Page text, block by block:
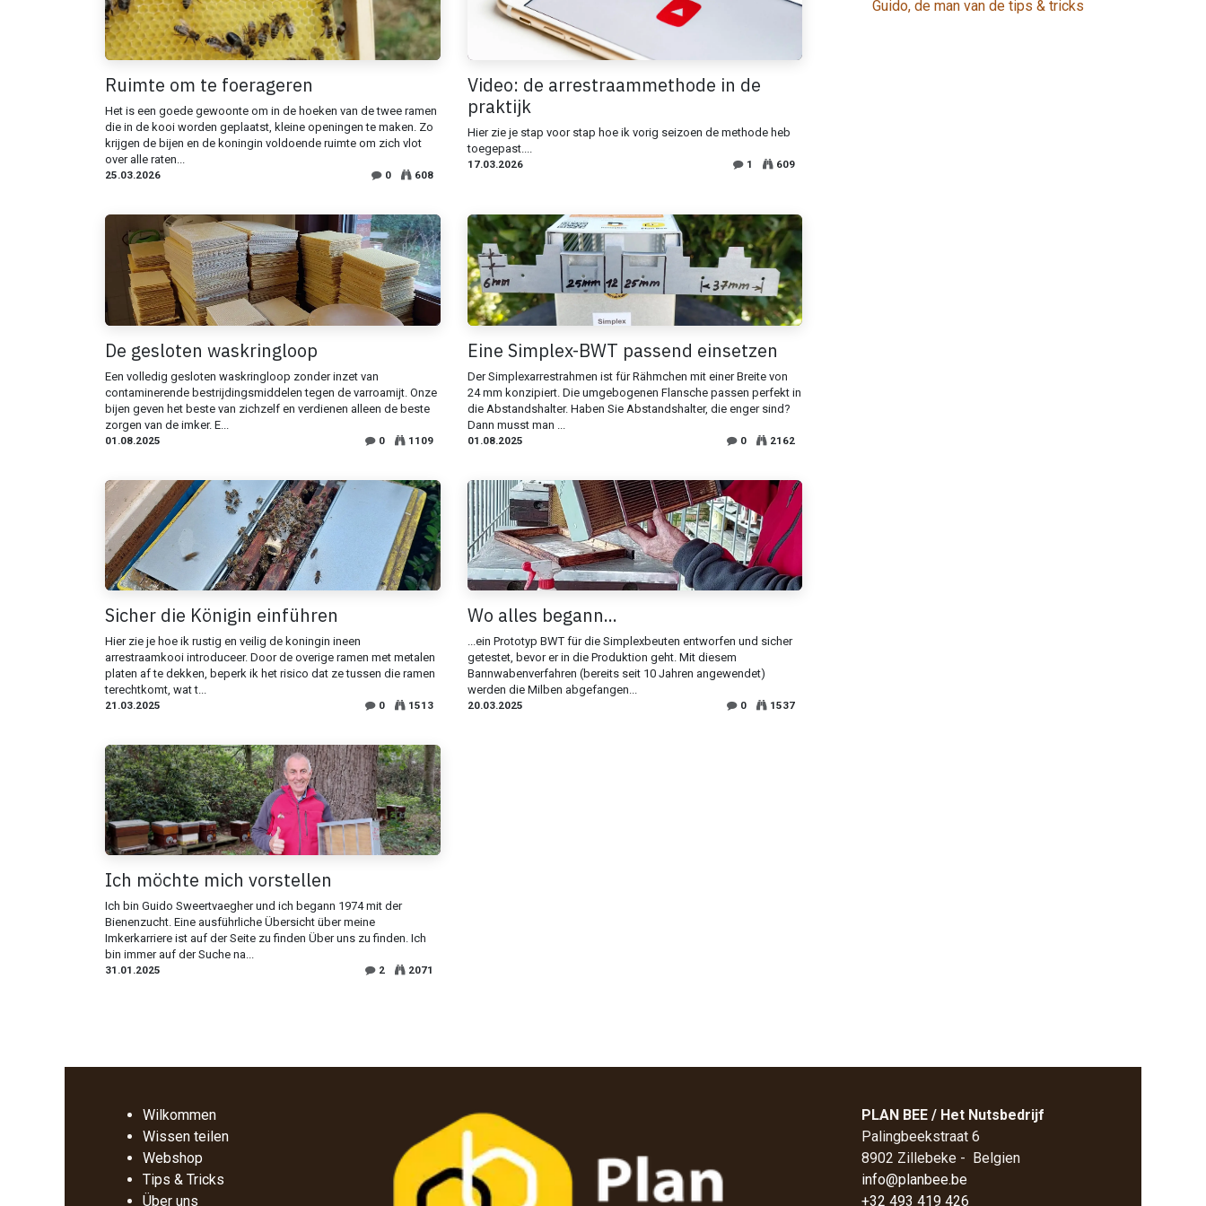
Ruimte om te foerageren
Het is een goede gewoonte om in de hoeken van de twee ramen
die in de kooi worden geplaatst, kleine openingen te maken. Zo
krijgen de bijen en de koningin voldoende ruimte om zich vlot
over alle raten...
25.03.2026 0 608
Video: de arrestraammethode in de
praktijk
Hier zie je stap voor stap hoe ik vorig seizoen de methode heb
toegepast....
17.03.2026 1 609
De gesloten waskringloop
Een volledig gesloten waskringloop zonder inzet van
contaminerende bestrijdingsmiddelen tegen de varroamijt. Onze
bijen geven het beste van zichzelf en verdienen alleen de beste
zorgen van de imker. E...
01.08.2025 0 1109
Eine Simplex-BWT passend einsetzen
Der Simplexarrestrahmen ist für Rähmchen mit einer Breite von
24 mm konzipiert. Die umgebogenen Flansche passen perfekt in
die Abstandshalter. Haben Sie Abstandshalter, die enger sind?
Dann musst man ...
01.08.2025 0 2162
Sicher die Königin einführen
Hier zie je hoe ik rustig en veilig de koningin ineen
arrestraamkooi introduceer. Door de overige ramen met metalen
platen af te dekken, beperk ik het risico dat ze tussen die ramen
terechtkomt, wat t...
21.03.2025 0 1513
Wo alles begann...
...ein Prototyp BWT für die Simplexbeuten entworfen und sicher
getestet, bevor er in die Produktion geht. Mit diesem
Bannwabenverfahren (bereits seit 10 Jahren angewendet)
werden die Milben abgefangen...
20.03.2025 0 1537
Ich möchte mich vorstellen
Ich bin Guido Sweertvaegher und ich begann 1974 mit der
Bienenzucht. Eine ausführliche Übersicht über meine
Imkerkarriere ist auf der Seite zu finden Über uns zu finden. Ich
bin immer auf der Suche na...
31.01.2025 2 2071
Guido, de man van de tips & tricks
PLAN BEE / Het Nutsbedrijf
Palingbeekstraat 6
8902 Zillebeke - Belgien
info@planbee.be
+32 493 419 426
Wilkommen
Wissen teilen
Webshop
Tips & Tricks
Über uns